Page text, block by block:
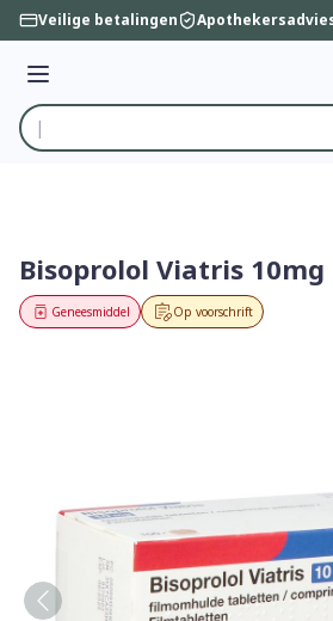
Ga naar de inhoud
Veilige betalingen
Menu
Product, merk, categorie...
Bisoprolol Viatris 10mg
Op voorschrift
Geneesmiddel